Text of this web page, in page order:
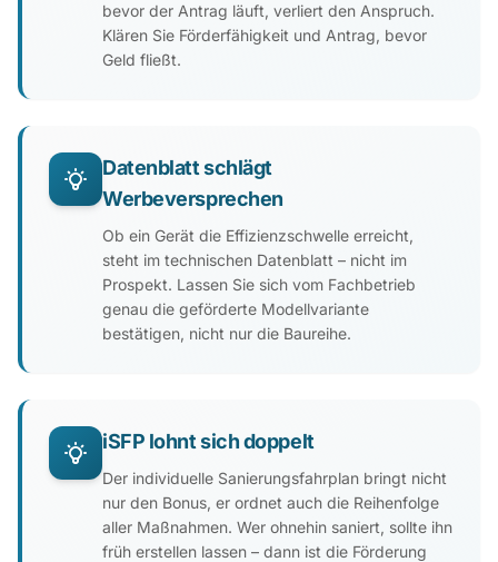
bevor der Antrag läuft, verliert den Anspruch.
Klären Sie Förderfähigkeit und Antrag, bevor
Geld fließt.
Datenblatt schlägt
Werbeversprechen
Ob ein Gerät die Effizienzschwelle erreicht,
steht im technischen Datenblatt – nicht im
Prospekt. Lassen Sie sich vom Fachbetrieb
genau die geförderte Modellvariante
bestätigen, nicht nur die Baureihe.
iSFP lohnt sich doppelt
Der individuelle Sanierungsfahrplan bringt nicht
nur den Bonus, er ordnet auch die Reihenfolge
aller Maßnahmen. Wer ohnehin saniert, sollte ihn
früh erstellen lassen – dann ist die Förderung